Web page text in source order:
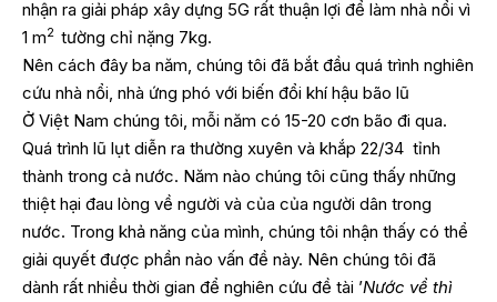
nhận ra giải pháp xây dựng 5G rất thuận lợi để làm nhà nổi vì
1 m2 tường chỉ nặng 7kg.
Nên cách đây ba năm, chúng tôi đã bắt đầu quá trình nghiên
cứu nhà nổi, nhà ứng phó với biến đổi khí hậu bão lũ
Ở Việt Nam chúng tôi, mỗi năm có 15-20 cơn bão đi qua.
Quá trình lũ lụt diễn ra thường xuyên và khắp 22/34 tỉnh
thành trong cả nước. Năm nào chúng tôi cũng thấy những
thiệt hại đau lòng về người và của của người dân trong
nước. Trong khả năng của mình, chúng tôi nhận thấy có thể
giải quyết được phần nào vấn đề này. Nên chúng tôi đã
dành rất nhiều thời gian để nghiên cứu đề tài ’Nước về thì